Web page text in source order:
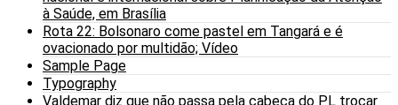
à Saúde, em Brasília
Rota 22: Bolsonaro come pastel em Tangará e é
ovacionado por multidão; Vídeo
Sample Page
Typography
Valdemar diz que não passa pela cabeça do PL trocar